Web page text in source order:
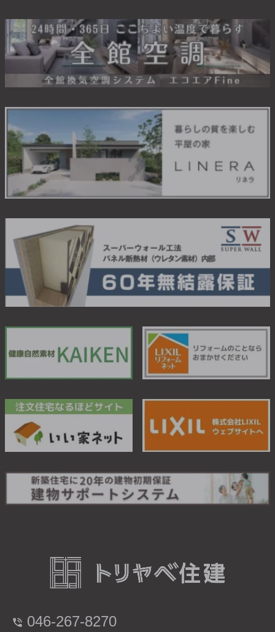
046-267-8270